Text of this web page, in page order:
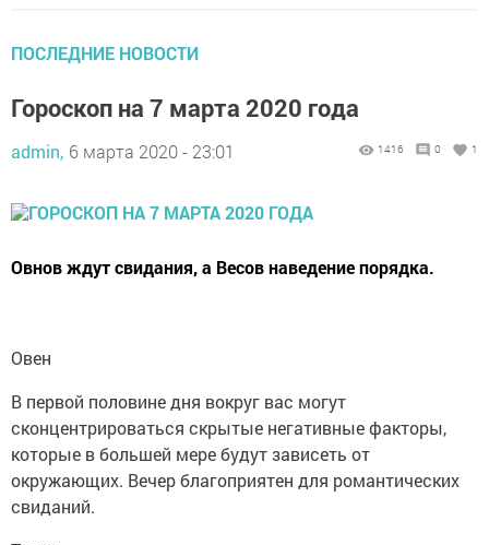
ПОСЛЕДНИЕ НОВОСТИ
Гороскоп на 7 марта 2020 года
admin, 6 марта 2020 - 23:01 1416 0 1
Овнов ждут свидания, а Весов наведение порядка.
Овен
В первой половине дня вокруг вас могут
сконцентрироваться скрытые негативные факторы,
которые в большей мере будут зависеть от
окружающих. Вечер благоприятен для романтических
свиданий.